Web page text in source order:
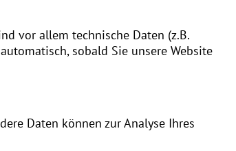
vor allem technische Daten (z.B.
sobald Sie unsere Website
Daten können zur Analyse Ihres